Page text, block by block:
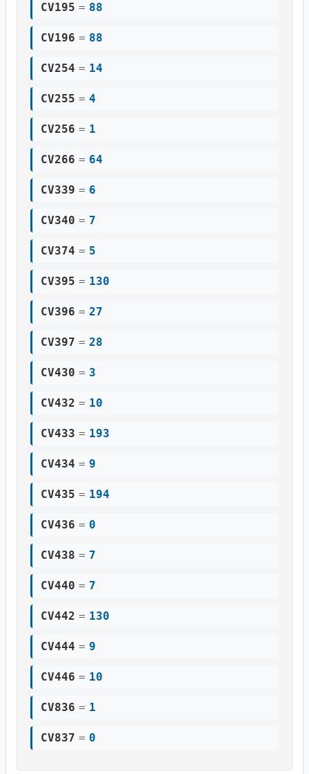
CV195 = 88
CV196 = 88
CV254 = 14
CV255 = 4
CV256 = 1
CV266 = 64
CV339 = 6
CV340 = 7
CV374 = 5
CV395 = 130
CV396 = 27
CV397 = 28
CV430 = 3
CV432 = 10
CV433 = 193
CV434 = 9
CV435 = 194
CV436 = 0
CV438 = 7
CV440 = 7
CV442 = 130
CV444 = 9
CV446 = 10
CV836 = 1
CV837 = 0